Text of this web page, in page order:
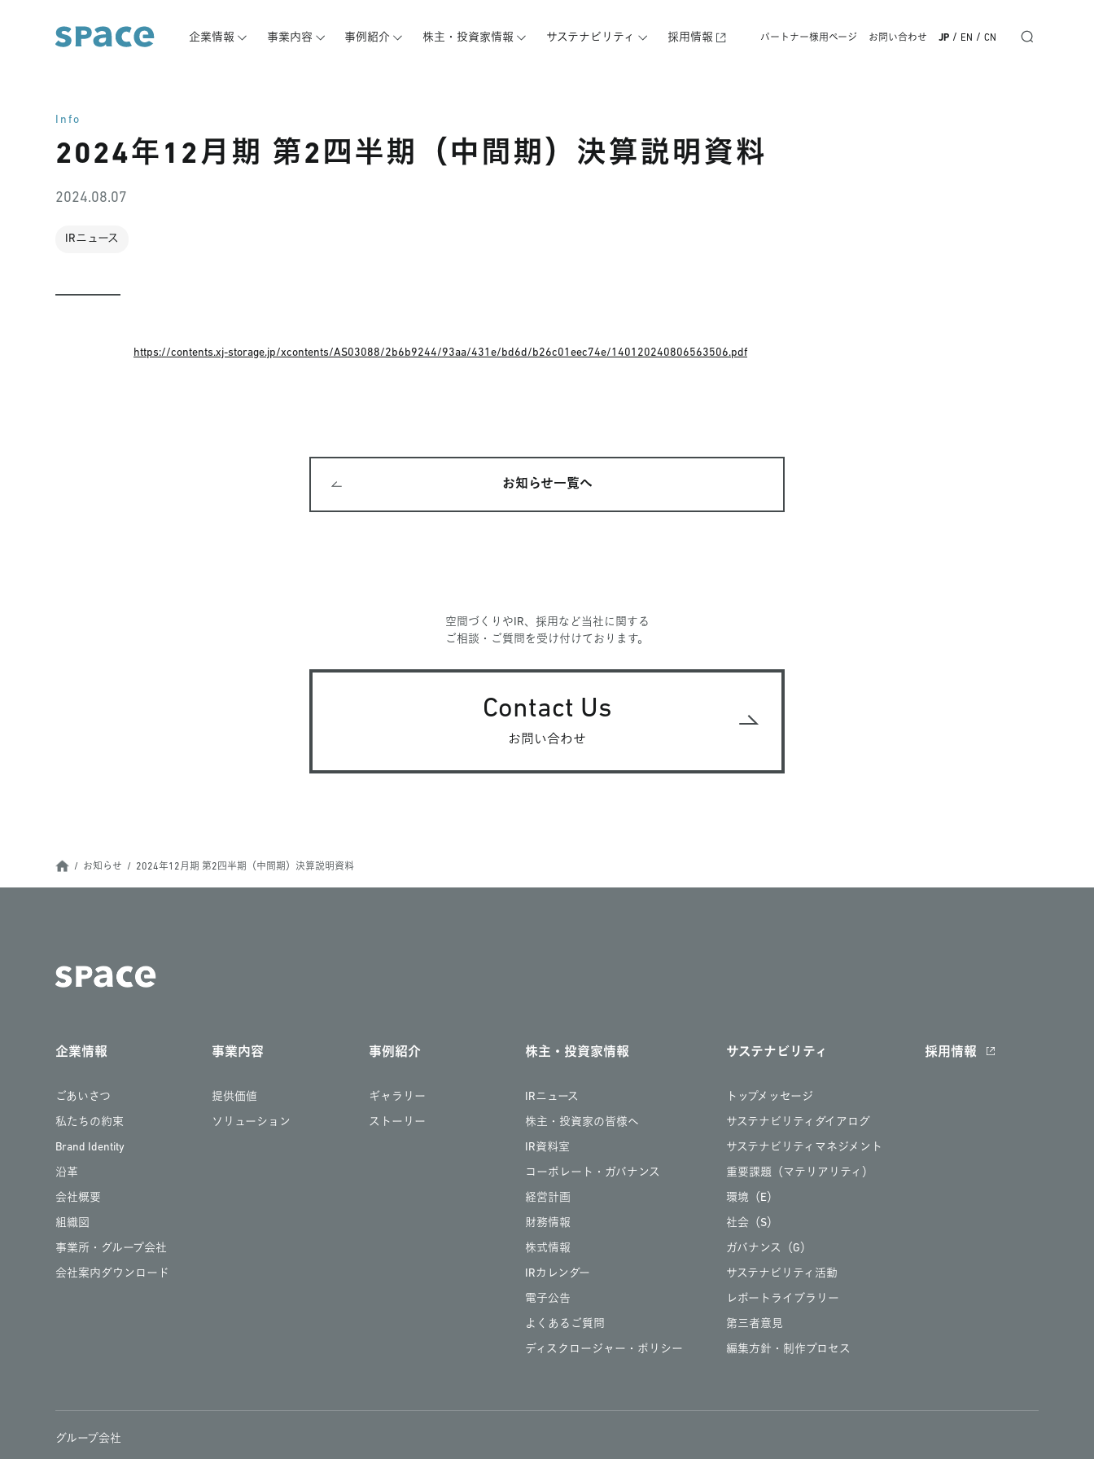
企業情報 事業内容 事例紹介 株主・投資家情報 サステナビリティ 採用情報 パートナー様用ページ お問い合わせ JP / EN / CN
Info
2024年12月期 第2四半期（中間期）決算説明資料
2024.08.07
IRニュース
https://contents.xj-storage.jp/xcontents/AS03088/2b6b9244/93aa/431e/bd6d/b26c01eec74e/140120240806563506.pdf
お知らせ一覧へ
空間づくりやIR、採用など当社に関する
ご相談・ご質問を受け付けております。
Contact Us
お問い合わせ
お知らせ 2024年12月期 第2四半期（中間期）決算説明資料
企業情報
ごあいさつ
私たちの約束
Brand Identity
沿革
会社概要
組織図
事業所・グループ会社
会社案内ダウンロード
事業内容
提供価値
ソリューション
事例紹介
ギャラリー
ストーリー
株主・投資家情報
IRニュース
株主・投資家の皆様へ
IR資料室
コーポレート・ガバナンス
経営計画
財務情報
株式情報
IRカレンダー
電子公告
よくあるご質問
ディスクロージャー・ポリシー
サステナビリティ
トップメッセージ
サステナビリティダイアログ
サステナビリティマネジメント
重要課題（マテリアリティ）
環境（E）
社会（S）
ガバナンス（G）
サステナビリティ活動
レポートライブラリー
第三者意見
編集方針・制作プロセス
採用情報
グループ会社